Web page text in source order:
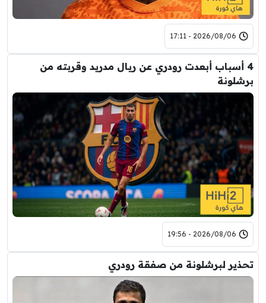
2026/08/06 - 17:11
4 أسباب أبعدت رودري عن ريال مدريد وقربته من
برشلونة
2026/08/06 - 19:56
تحذير لبرشلونة من صفقة رودري